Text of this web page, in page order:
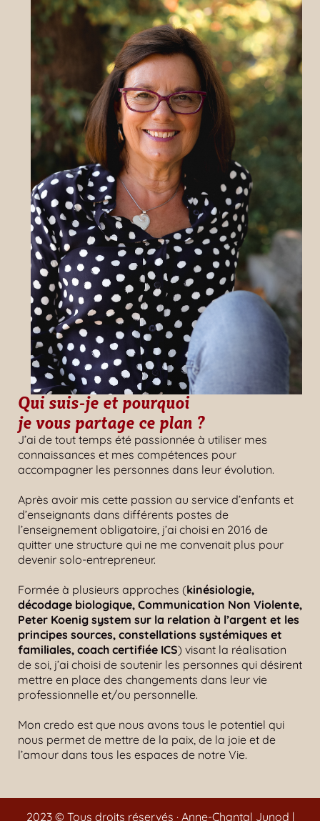
Qui suis-je et pourquoi
je vous partage ce plan ?
J’ai de tout temps été passionnée à utiliser mes
connaissances et mes compétences pour
accompagner les personnes dans leur évolution.
Après avoir mis cette passion au service d’enfants et
d’enseignants dans différents postes de
l’enseignement obligatoire, j’ai choisi en 2016 de
quitter une structure qui ne me convenait plus pour
devenir solo-entrepreneur.
Formée à plusieurs approches (kinésiologie,
décodage biologique, Communication Non Violente,
Peter Koenig system sur la relation à l’argent et les
principes sources, constellations systémiques et
familiales, coach certifiée ICS) visant la réalisation
de soi, j’ai choisi de soutenir les personnes qui désirent
mettre en place des changements dans leur vie
professionnelle et/ou personnelle.
Mon credo est que nous avons tous le potentiel qui
nous permet de mettre de la paix, de la joie et de
l’amour dans tous les espaces de notre Vie.
2023 © Tous droits réservés · Anne-Chantal Junod |